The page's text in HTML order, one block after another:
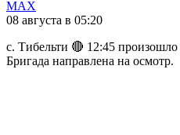
MAX
08 августа в 05:20
с. Тибельти 🔴 12:45
Бригада направлена на осмотр.